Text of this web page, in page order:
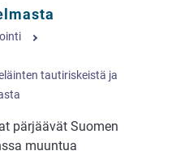
tautiriskeistä ja
pärjäävät Suomen
muuntua